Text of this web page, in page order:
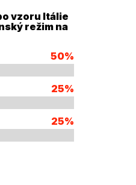
vzoru Itálie
režim na
50%
25%
25%